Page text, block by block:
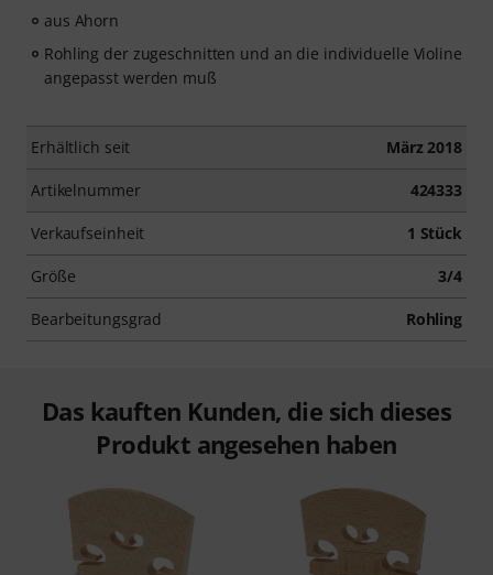
aus Ahorn
Rohling der zugeschnitten und an die individuelle Violine
angepasst werden muß
Erhältlich seit März 2018
Artikelnummer 424333
Verkaufseinheit 1 Stück
Größe 3/4
Bearbeitungsgrad Rohling
Das kauften Kunden, die sich dieses
Produkt angesehen haben